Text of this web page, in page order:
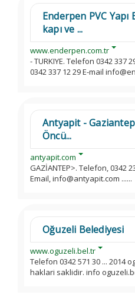
Enderpen PVC Yapı
kapı ve ...
www.enderpen.com.tr
- TURKIYE. Telefon 0342 337
0342 337 12 29 E-mail
Antyapit -
Öncü...
antyapit.com
GAZİANTEP>. Telefon, 0342
Email, info@antyapit.com ......
Oğuzeli Belediyesi
www.oguzeli.bel.tr
Telefon 0342 571 30 ... 2014
haklari saklidir. info